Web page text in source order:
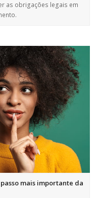
as obrigações legais em
mais importante da